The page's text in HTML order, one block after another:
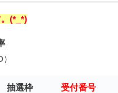
(*_*)
抽選枠 受付番号